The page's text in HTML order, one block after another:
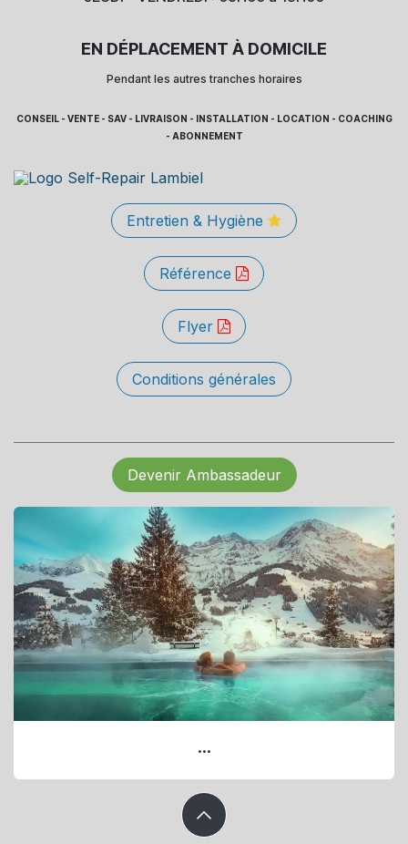
EN DÉPLACEMENT À DOMICILE
Pendant les autres tranches horaires
CONSEIL - VENTE - SAV - LIVRAISON - INSTALLATION - LOCATION - COACHING
- ABONNEMENT
Entretien & Hygiène
Référence
Flyer
Conditions générales
Devenir Ambassadeur
...